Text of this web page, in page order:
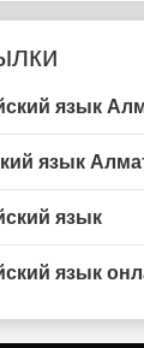
язык
язык
язык
язык